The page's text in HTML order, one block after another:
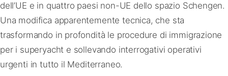
dell’UE e in quattro paesi non-UE dello spazio Schengen.
Una modifica apparentemente tecnica, che sta
trasformando in profondità le procedure di immigrazione
per i superyacht e sollevando interrogativi operativi
urgenti in tutto il Mediterraneo.